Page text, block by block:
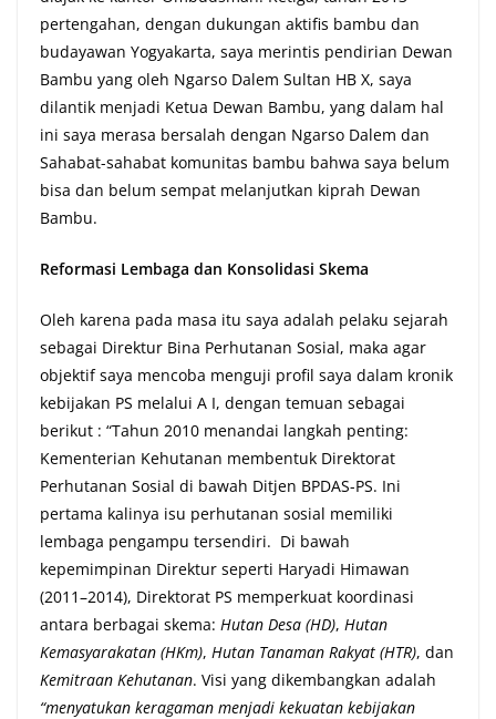
pertengahan, dengan dukungan aktifis bambu dan
budayawan Yogyakarta, saya merintis pendirian Dewan
Bambu yang oleh Ngarso Dalem Sultan HB X, saya
dilantik menjadi Ketua Dewan Bambu, yang dalam hal
ini saya merasa bersalah dengan Ngarso Dalem dan
Sahabat-sahabat komunitas bambu bahwa saya belum
bisa dan belum sempat melanjutkan kiprah Dewan
Bambu.
Reformasi Lembaga dan Konsolidasi Skema
Oleh karena pada masa itu saya adalah pelaku sejarah
sebagai Direktur Bina Perhutanan Sosial, maka agar
objektif saya mencoba menguji profil saya dalam kronik
kebijakan PS melalui A I, dengan temuan sebagai
berikut : “Tahun 2010 menandai langkah penting:
Kementerian Kehutanan membentuk Direktorat
Perhutanan Sosial di bawah Ditjen BPDAS-PS. Ini
pertama kalinya isu perhutanan sosial memiliki
lembaga pengampu tersendiri. Di bawah
kepemimpinan Direktur seperti Haryadi Himawan
(2011–2014), Direktorat PS memperkuat koordinasi
antara berbagai skema: Hutan Desa (HD), Hutan
Kemasyarakatan (HKm), Hutan Tanaman Rakyat (HTR), dan
Kemitraan Kehutanan. Visi yang dikembangkan adalah
“menyatukan keragaman menjadi kekuatan kebijakan